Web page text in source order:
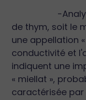
-Analyse
de thym, soit le
une appellation
conductivité et
indiquent une
« miellat »,
caractérisée